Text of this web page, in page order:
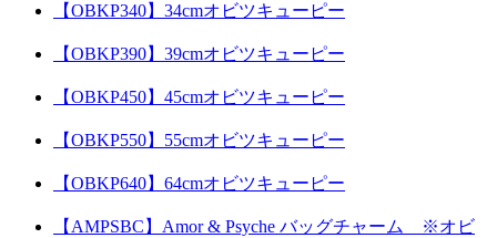
【OBKP340】34cmオビツキューピー
【OBKP390】39cmオビツキューピー
【OBKP450】45cmオビツキューピー
【OBKP550】55cmオビツキューピー
【OBKP640】64cmオビツキューピー
【AMPSBC】Amor & Psyche バッグチャーム ※オビ